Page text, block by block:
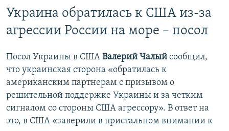
Украина обратилась к США из-за
агрессии России на море – посол
Посол Украины в США Валерий Чалый сообщил,
что украинская сторона «обратилась к
американским партнерам с призывом о
решительной поддержке Украины и за четким
сигналом со стороны США агрессору». В ответ на
это, в США «заверили в пристальном внимании к